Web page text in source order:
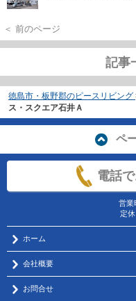
＜ 前のページ
記事
徳島市・板野郡のピースリビング
ス・スクエア石井Ａ
ペ
電話
営業
定
ホーム
会社概要
お問合せ